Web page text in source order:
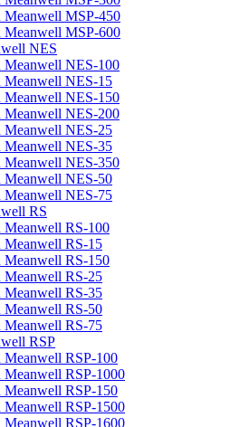
Meanwell MSP-450
Meanwell MSP-600
NES
Meanwell NES-100
Meanwell NES-15
Meanwell NES-150
Meanwell NES-200
Meanwell NES-25
Meanwell NES-35
Meanwell NES-350
Meanwell NES-50
Meanwell NES-75
RS
RS-100
RS-15
RS-150
RS-25
RS-35
RS-50
RS-75
RSP
RSP-100
RSP-1000
RSP-150
RSP-1500
RSP-1600